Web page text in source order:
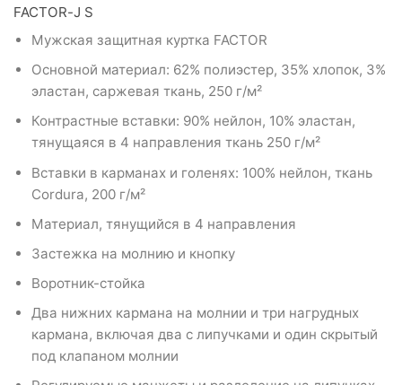
FACTOR-J S
Мужская защитная куртка FACTOR
Основной материал: 62% полиэстер, 35% хлопок, 3%
эластан, саржевая ткань, 250 г/м²
Контрастные вставки: 90% нейлон, 10% эластан,
тянущаяся в 4 направления ткань 250 г/м²
Вставки в карманах и голенях: 100% нейлон, ткань
Cordura, 200 г/м²
Материал, тянущийся в 4 направления
Застежка на молнию и кнопку
Воротник-стойка
Два нижних кармана на молнии и три нагрудных
кармана, включая два с липучками и один скрытый
под клапаном молнии